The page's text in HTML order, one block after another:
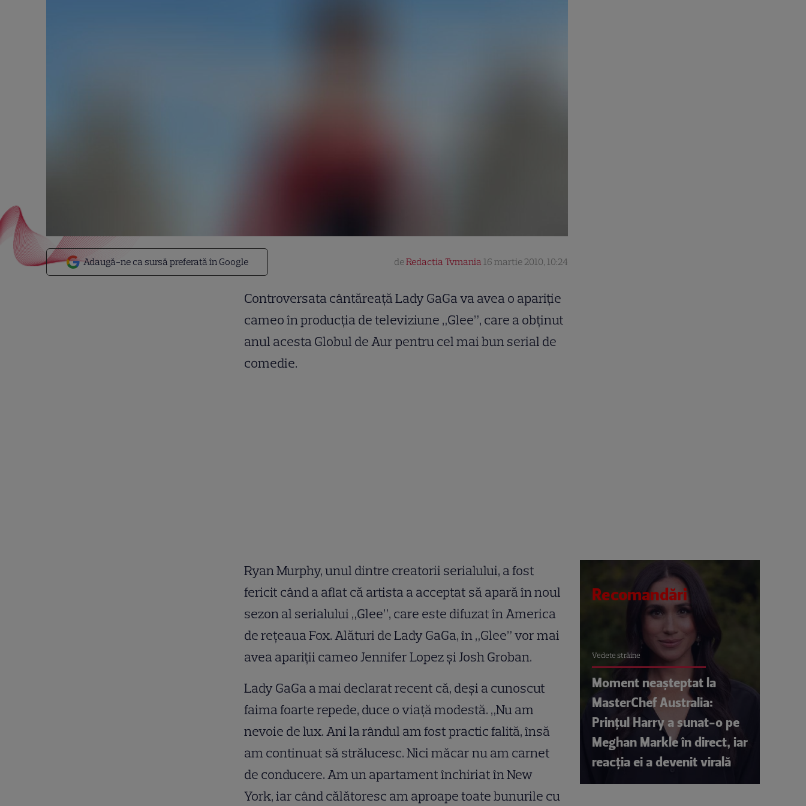
Adaugă-ne ca sursă preferată în Google deRedactia Tvmania 16 martie 2010, 10:24
Controversata cântăreaţă Lady GaGa va avea o apariţie
cameo în producţia de televiziune „Glee”, care a obţinut
anul acesta Globul de Aur pentru cel mai bun serial de
comedie.
Ryan Murphy, unul dintre creatorii serialului, a fost
fericit când a aflat că artista a acceptat să apară în noul
sezon al serialului „Glee”, care este difuzat în America
de reţeaua Fox. Alături de Lady GaGa, în „Glee” vor mai
avea apariţii cameo Jennifer Lopez şi Josh Groban.
Lady GaGa a mai declarat recent că, deşi a cunoscut
faima foarte repede, duce o viaţă modestă. „Nu am
nevoie de lux. Ani la rândul am fost practic falită, însă
am continuat să strălucesc. Nici măcar nu am carnet
de conducere. Am un apartament închiriat în New
York, iar când călătoresc am aproape toate bunurile cu
Recomandări
Vedete străine
Moment neașteptat la
MasterChef Australia:
Prințul Harry a sunat-o pe
Meghan Markle în direct, iar
reacția ei a devenit virală